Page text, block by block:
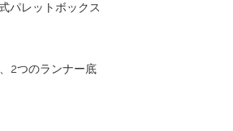
パレットボックス
2つのランナー底